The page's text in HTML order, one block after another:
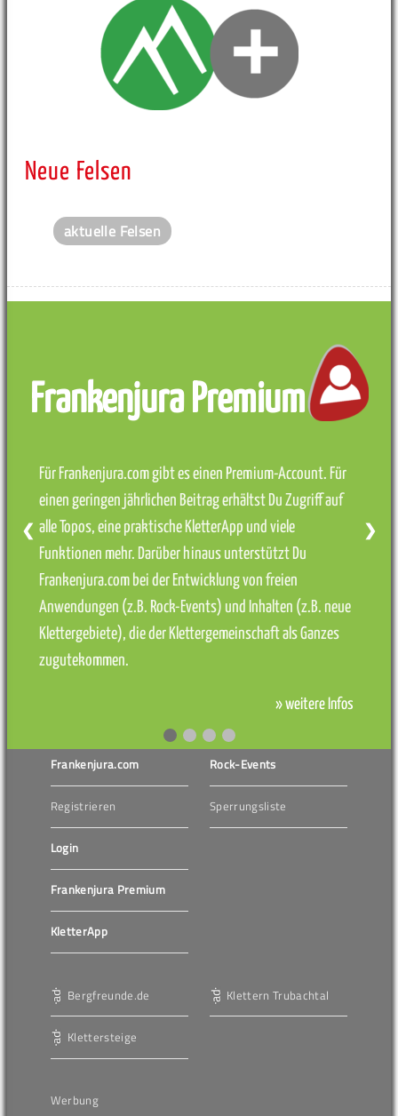
Neue Felsen
aktuelle Felsen
Frankenjura Premium
Für Frankenjura.com gibt es einen Premium-Account. Für
einen geringen jährlichen Beitrag erhältst Du Zugriff auf
alle Topos, eine praktische KletterApp und viele
Funktionen mehr. Darüber hinaus unterstützt Du
Frankenjura.com bei der Entwicklung von freien
Anwendungen (z.B. Rock-Events) und Inhalten (z.B. neue
Klettergebiete), die der Klettergemeinschaft als Ganzes
zugutekommen.
» weitere Infos
❮ ❯
Frankenjura.com
Registrieren
Login
Frankenjura Premium
KletterApp
Rock-Events
Sperrungsliste
Bergfreunde.de
Klettersteige
Klettern Trubachtal
Werbung